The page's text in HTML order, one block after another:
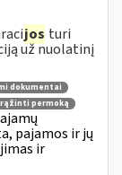
jos turi
už nuolatinį
dokumentai
permoką
pajamos ir jų
ir